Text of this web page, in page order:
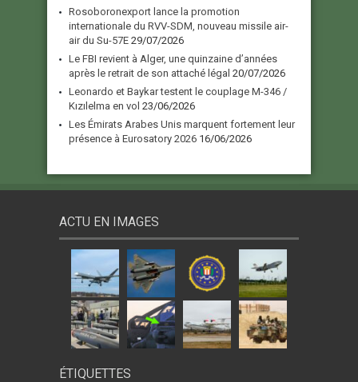
Rosoboronexport lance la promotion
internationale du RVV-SDM, nouveau missile air-
air du Su-57E 29/07/2026
Le FBI revient à Alger, une quinzaine d’années
après le retrait de son attaché légal 20/07/2026
Leonardo et Baykar testent le couplage M-346 /
Kızılelma en vol 23/06/2026
Les Émirats Arabes Unis marquent fortement leur
présence à Eurosatory 2026 16/06/2026
ACTU EN IMAGES
ÉTIQUETTES